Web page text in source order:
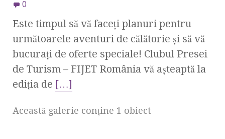
0
Este timpul să vă faceți planuri pentru
următoarele aventuri de călătorie și să vă
bucurați de oferte speciale! Clubul Presei
de Turism – FIJET România vă așteaptă la
ediția de […]
Această galerie conţine 1 obiect